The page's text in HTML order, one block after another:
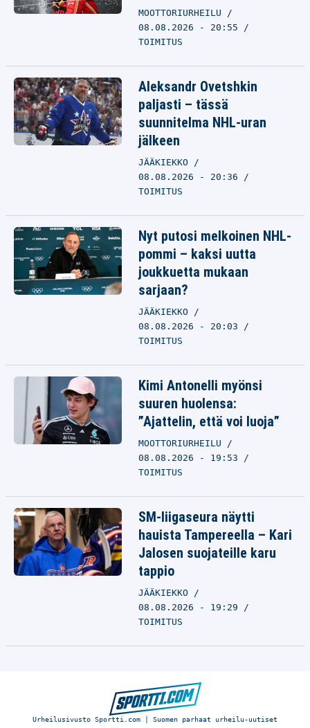
MOOTTORIURHEILU
08.08.2026 - 20:55
TOIMITUS
Aleksandr Ovetshkin
paljasti – tässä
suunnitelma NHL-uran
jälkeen
JÄÄKIEKKO
08.08.2026 - 20:36
TOIMITUS
Nyt putosi melkoinen NHL-
pommi – kaksi uutta
joukkuetta mukaan
sarjaan?
JÄÄKIEKKO
08.08.2026 - 20:03
TOIMITUS
Kimi Antonelli myönsi
suuren huolensa:
”Ajattelin, että voi luoja”
MOOTTORIURHEILU
08.08.2026 - 19:53
TOIMITUS
SM-liigaseura näytti
hauista Tampereella – Kari
Jalosen suojateille karu
tappio
JÄÄKIEKKO
08.08.2026 - 19:29
TOIMITUS
Urheilusivusto Sportti.com | Suomen parhaat urheilu-uutiset